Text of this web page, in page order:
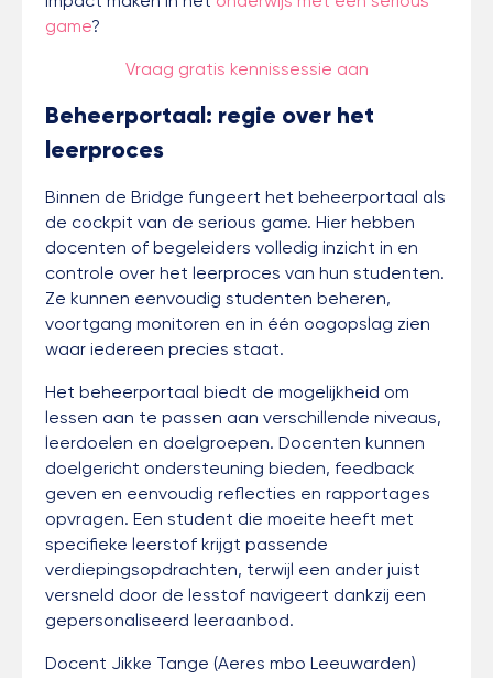
game?
Vraag gratis kennissessie aan
Beheerportaal: regie over het
leerproces
Binnen de Bridge fungeert het beheerportaal als
de cockpit van de serious game. Hier hebben
docenten of begeleiders volledig inzicht in en
controle over het leerproces van hun studenten.
Ze kunnen eenvoudig studenten beheren,
voortgang monitoren en in één oogopslag zien
waar iedereen precies staat.
Het beheerportaal biedt de mogelijkheid om
lessen aan te passen aan verschillende niveaus,
leerdoelen en doelgroepen. Docenten kunnen
doelgericht ondersteuning bieden, feedback
geven en eenvoudig reflecties en rapportages
opvragen. Een student die moeite heeft met
specifieke leerstof krijgt passende
verdiepingsopdrachten, terwijl een ander juist
versneld door de lesstof navigeert dankzij een
gepersonaliseerd leeraanbod.
Docent Jikke Tange (Aeres mbo Leeuwarden)